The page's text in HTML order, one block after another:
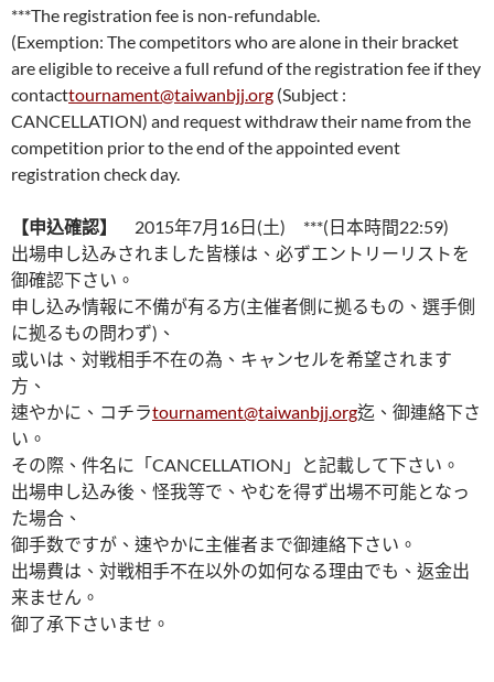
***The registration fee is non-refundable.
(Exemption: The competitors who are alone in their bracket
are eligible to receive a full refund of the registration fee if they
contacttournament@taiwanbjj.org (Subject :
CANCELLATION) and request withdraw their name from the
competition prior to the end of the appointed event
registration check day.
【申込確認】 2015年7月16日(土) ***(日本時間22:59)
出場申し込みされました皆様は、必ずエントリーリストを
御確認下さい。
申し込み情報に不備が有る方(主催者側に拠るもの、選手側
に拠るもの問わず)、
或いは、対戦相手不在の為、キャンセルを希望されます
方、
速やかに、コチラtournament@taiwanbjj.org迄、御連絡下さ
い。
その際、件名に「CANCELLATION」と記載して下さい。
出場申し込み後、怪我等で、やむを得ず出場不可能となっ
た場合、
御手数ですが、速やかに主催者まで御連絡下さい。
出場費は、対戦相手不在以外の如何なる理由でも、返金出
来ません。
御了承下さいませ。